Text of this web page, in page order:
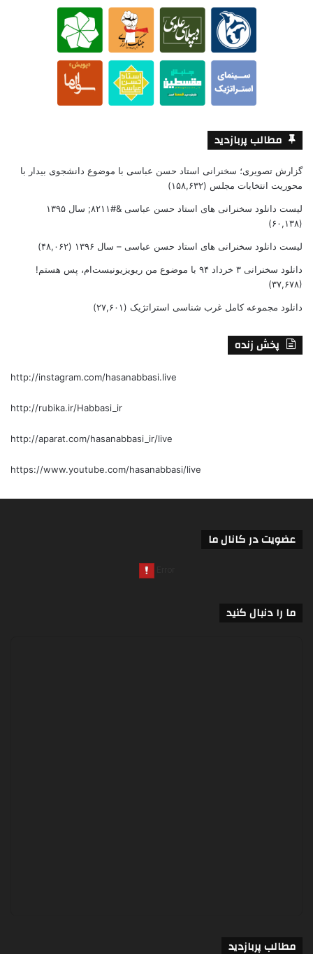
مطالب پربازدید
گزارش تصویری؛ سخنرانی استاد حسن عباسی با موضوع دانشجوی بیدار با
محوریت انتخابات مجلس (۱۵۸,۶۳۲)
لیست دانلود سخنرانی های استاد حسن عباسی &#۸۲۱۱; سال ۱۳۹۵
(۶۰,۱۳۸)
لیست دانلود سخنرانی های استاد حسن عباسی – سال ۱۳۹۶ (۴۸,۰۶۲)
دانلود سخنرانی ۳ خرداد ۹۴ با موضوع من ریویزیونیست‌ام، پس هستم!
(۳۷,۶۷۸)
دانلود مجموعه کامل غرب شناسی استراتژیک (۲۷,۶۰۱)
پخش زنده
http://instagram.com/hasanabbasi.live
http://rubika.ir/Habbasi_ir
http://aparat.com/hasanabbasi_ir/live
https://www.youtube.com/hasanabbasi/live
عضویت در کانال ما
ما را دنبال کنید
مطالب پربازدید